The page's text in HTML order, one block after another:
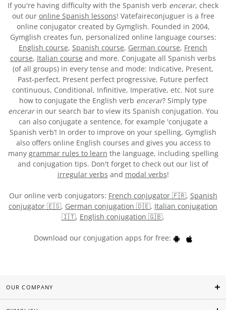
If you're having difficulty with the Spanish verb encerar, check
out our online Spanish lessons! Vatefaireconjuguer is a free
online conjugator created by Gymglish. Founded in 2004,
Gymglish creates fun, personalized online language courses:
English course, Spanish course, German course, French
course, Italian course and more. Conjugate all Spanish verbs
(of all groups) in every tense and mode: Indicative, Present,
Past-perfect, Present perfect progressive, Future perfect
continuous, Conditional, Infinitive, Imperative, etc. Not sure
how to conjugate the English verb encerar? Simply type
encerarin our search bar to view its Spanish conjugation. You
can also conjugate a sentence, for example 'conjugate a
Spanish verb’! In order to improve on your spelling, Gymglish
also offers online English courses and gives you access to
many grammar rules to learn the language, including spelling
and conjugation tips. Don't forget to check out our list of
irregular verbs and modal verbs!
Our online verb conjugators: French conjugator 🇫🇷, Spanish
conjugator 🇪🇸, German conjugation 🇩🇪, Italian conjugation
🇮🇹, English conjugation 🇬🇧.
Download our conjugation apps for free:
OUR COMPANY